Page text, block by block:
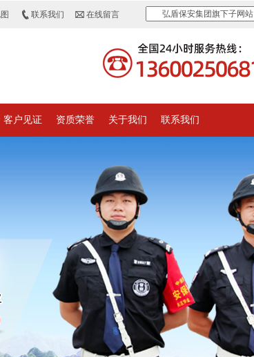
联系我们 在线留言 弘盾保安集团旗下子网站
客户见证 资质荣誉 关于我们 联系我们